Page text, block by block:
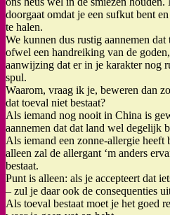
doorgaat omdat je een sufkut bent
te halen.
We kunnen dus rustig aannemen
ofwel een handreiking van de
aanwijzing dat er in je karakter nog
spul.
Waarom, vraag ik je, beweren dan
dat toeval niet bestaat?
Als iemand nog nooit in China is
aannemen dat dat land wel degelijk
Als iemand een zonne-allergie heeft
alleen zal de allergant ‘m anders
bestaat.
Punt is alleen: als je accepteert dat
– zul je daar ook de consequenties
Als toeval bestaat moet je het goed